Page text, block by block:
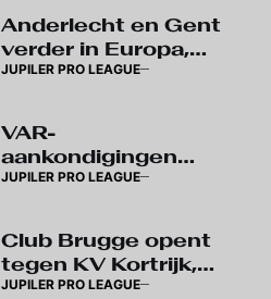
Anderlecht en Gent
verder in Europa,
wedstrijden op
verplaatst
JUPILER PRO LEAGUE
VAR-
aankondigingen
brengen komend
duidelijkheid over
arbitrage
JUPILER PRO LEAGUE
Club Brugge opent
tegen KV Kortrijk,
eerste Super
JUPILER PRO LEAGUE